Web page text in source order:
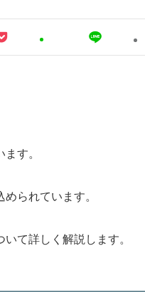
す。
られています。
て詳しく解説します。